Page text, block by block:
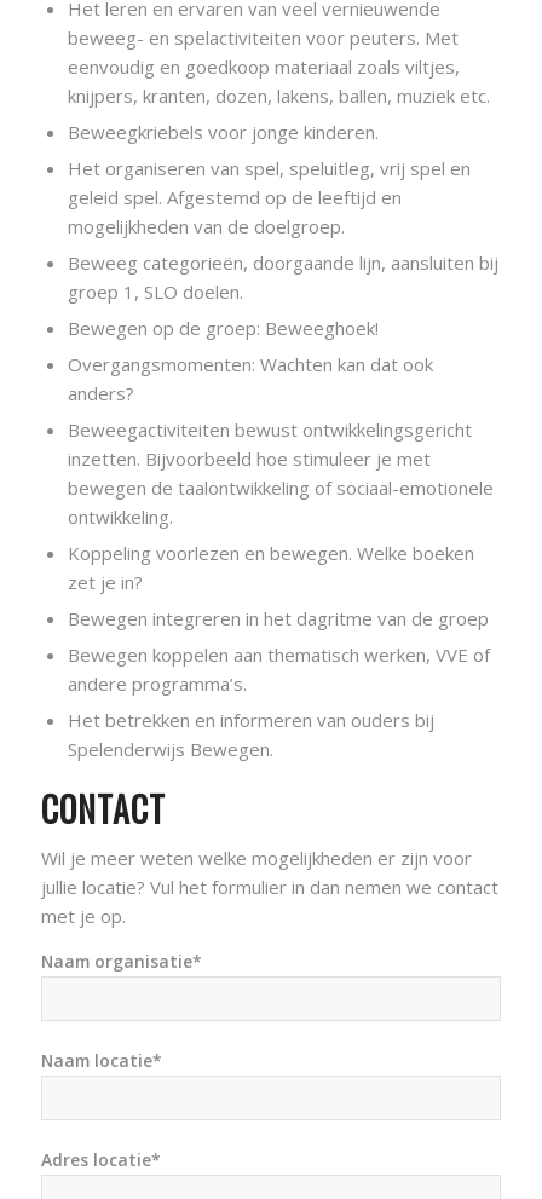
Het leren en ervaren van veel vernieuwende
beweeg- en spelactiviteiten voor peuters. Met
eenvoudig en goedkoop materiaal zoals viltjes,
knijpers, kranten, dozen, lakens, ballen, muziek etc.
Beweegkriebels voor jonge kinderen.
Het organiseren van spel, speluitleg, vrij spel en
geleid spel. Afgestemd op de leeftijd en
mogelijkheden van de doelgroep.
Beweeg categorieën, doorgaande lijn, aansluiten bij
groep 1, SLO doelen.
Bewegen op de groep: Beweeghoek!
Overgangsmomenten: Wachten kan dat ook
anders?
Beweegactiviteiten bewust ontwikkelingsgericht
inzetten. Bijvoorbeeld hoe stimuleer je met
bewegen de taalontwikkeling of sociaal-emotionele
ontwikkeling.
Koppeling voorlezen en bewegen. Welke boeken
zet je in?
Bewegen integreren in het dagritme van de groep
Bewegen koppelen aan thematisch werken, VVE of
andere programma’s.
Het betrekken en informeren van ouders bij
Spelenderwijs Bewegen.
CONTACT
Wil je meer weten welke mogelijkheden er zijn voor
jullie locatie? Vul het formulier in dan nemen we contact
met je op.
Naam organisatie*
Naam locatie*
Adres locatie*